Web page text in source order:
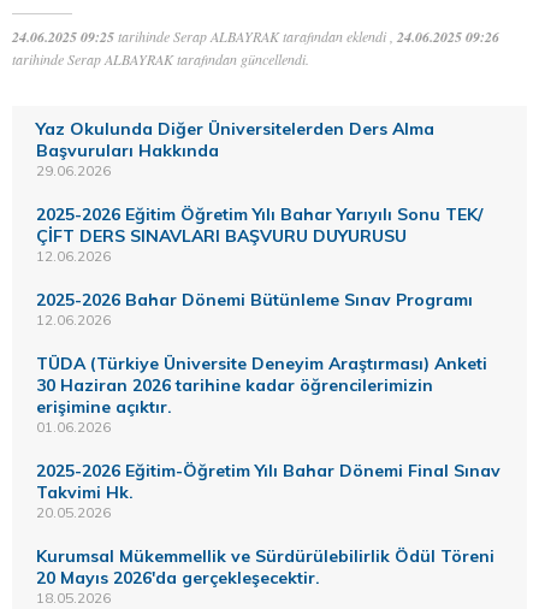
24.06.2025 09:25tarihinde Serap ALBAYRAK tarafından eklendi , 24.06.2025 09:26
tarihinde Serap ALBAYRAK tarafından güncellendi.
Yaz Okulunda Diğer Üniversitelerden Ders Alma
Başvuruları Hakkında
29.06.2026
2025-2026 Eğitim Öğretim Yılı Bahar Yarıyılı Sonu TEK/
ÇİFT DERS SINAVLARI BAŞVURU DUYURUSU
12.06.2026
2025-2026 Bahar Dönemi Bütünleme Sınav Programı
12.06.2026
TÜDA (Türkiye Üniversite Deneyim Araştırması) Anketi
30 Haziran 2026 tarihine kadar öğrencilerimizin
erişimine açıktır.
01.06.2026
2025-2026 Eğitim-Öğretim Yılı Bahar Dönemi Final Sınav
Takvimi Hk.
20.05.2026
Kurumsal Mükemmellik ve Sürdürülebilirlik Ödül Töreni
20 Mayıs 2026'da gerçekleşecektir.
18.05.2026